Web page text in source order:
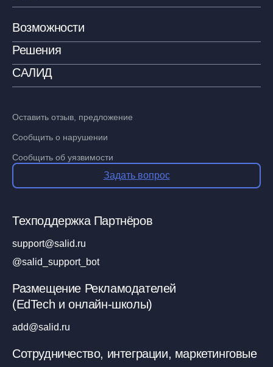
Возможности
Решения
САЛИД
Оставить отзыв, предложение
Сообщить о нарушении
Сообщить об уязвимости
Задать вопрос
Техподдержка Партнёров
support@salid.ru
@salid_support_bot
Размещение Рекламодателей
(EdTech и онлайн-школы)
add@salid.ru
Сотрудничество, интеграции, маркетинговые